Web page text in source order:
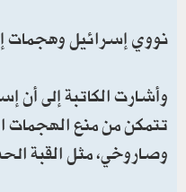
نووي إسرائيل وهجمات
وأشارت الكاتبة إلى أن
تتمكن من منع الهجمات
وصاروخي، مثل القبة